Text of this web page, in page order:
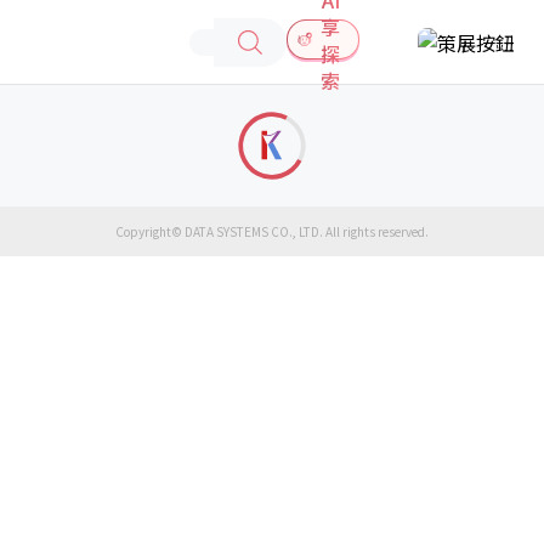
享
探
索
Copyright© DATA SYSTEMS CO., LTD. All rights reserved.